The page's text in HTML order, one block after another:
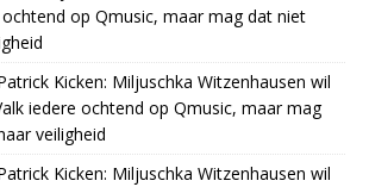
op Qmusic, maar mag dat niet
Kicken: Miljuschka Witzenhausen wil
iedere ochtend op Qmusic, maar mag
veiligheid
Kicken: Miljuschka Witzenhausen wil